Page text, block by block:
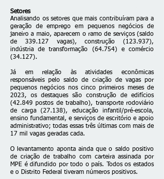
Setores
Analisando os setores que mais contribuíram para a
geração de emprego em pequenos negócios de
janeiro a maio, aparecem o ramo de serviços (saldo
de 339.127 vagas), construção (123.937),
indústria de transformação (64.754) e comércio
(34.127).
Já em relação às atividades econômicas
responsáveis pelo saldo de criação de vagas por
pequenos negócios nos cinco primeiros meses de
2023, os destaques são construção de edifícios
(42.849 postos de trabalho), transporte rodoviário
de carga (27.138), educação infantil/pré-escola,
ensino fundamental, e serviços de escritório e apoio
administrativo; todas essas três últimas com mais de
17 mil vagas geradas cada.
O levantamento aponta ainda que o saldo positivo
de criação de trabalho com carteira assinada por
MPE é difundido por todo o país. Todos os estados
e o Distrito Federal tiveram números positivos.